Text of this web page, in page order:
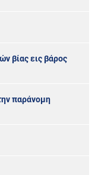
βίας εις βάρος
παράνομη